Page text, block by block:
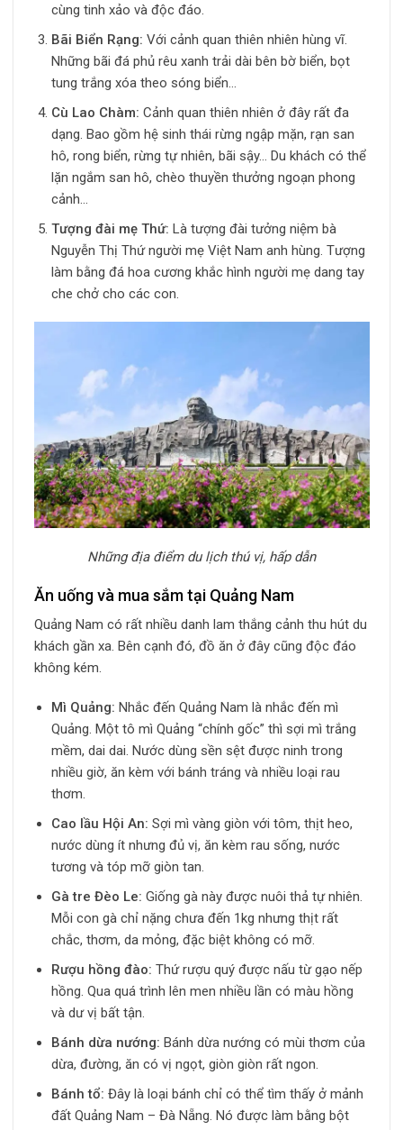
cùng tinh xảo và độc đáo.
Bãi Biển Rạng: Với cảnh quan thiên nhiên hùng vĩ.
Những bãi đá phủ rêu xanh trải dài bên bờ biển, bọt
tung trắng xóa theo sóng biển…
Cù Lao Chàm: Cảnh quan thiên nhiên ở đây rất đa
dạng. Bao gồm hệ sinh thái rừng ngập mặn, rạn san
hô, rong biển, rừng tự nhiên, bãi sậy… Du khách có thể
lặn ngắm san hô, chèo thuyền thưởng ngoạn phong
cảnh…
Tượng đài mẹ Thứ: Là tượng đài tưởng niệm bà
Nguyễn Thị Thứ người mẹ Việt Nam anh hùng. Tượng
làm bằng đá hoa cương khắc hình người mẹ dang tay
che chở cho các con.
Những địa điểm du lịch thú vị, hấp dẫn
Ăn uống và mua sắm tại Quảng Nam
Quảng Nam có rất nhiều danh lam thắng cảnh thu hút du
khách gần xa. Bên cạnh đó, đồ ăn ở đây cũng độc đáo
không kém.
Mì Quảng: Nhắc đến Quảng Nam là nhắc đến mì
Quảng. Một tô mì Quảng “chính gốc” thì sợi mì trắng
mềm, dai dai. Nước dùng sền sệt được ninh trong
nhiều giờ, ăn kèm với bánh tráng và nhiều loại rau
thơm.
Cao lầu Hội An: Sợi mì vàng giòn với tôm, thịt heo,
nước dùng ít nhưng đủ vị, ăn kèm rau sống, nước
tương và tóp mỡ giòn tan.
Gà tre Đèo Le: Giống gà này được nuôi thả tự nhiên.
Mỗi con gà chỉ nặng chưa đến 1kg nhưng thịt rất
chắc, thơm, da mỏng, đặc biệt không có mỡ.
Rượu hồng đào: Thứ rượu quý được nấu từ gạo nếp
hồng. Qua quá trình lên men nhiều lần có màu hồng
và dư vị bất tận.
Bánh dừa nướng: Bánh dừa nướng có mùi thơm của
dừa, đường, ăn có vị ngọt, giòn giòn rất ngon.
Bánh tổ: Đây là loại bánh chỉ có thể tìm thấy ở mảnh
đất Quảng Nam – Đà Nẵng. Nó được làm bằng bột